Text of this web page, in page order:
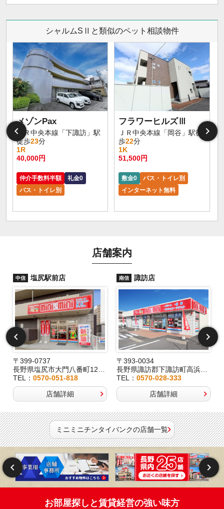
シャルムSⅡと類似のペット相談物件
メゾンPax
ＪＲ中央本線「下諏訪」駅
徒歩23分
1R
40,000円
仲介手数料半額
礼金0
バス・トイレ別
フラワーヒルズⅢ
ＪＲ中央本線「岡谷」駅徒
歩22分
1K
51,500円
敷金0
バス・トイレ別
インターネット無料
店舗案内
中信 塩尻駅前店
〒399-0737
長野県塩尻市大門八番町12-29
TEL： 0570-051-818
店舗詳細
南信 諏訪店
〒393-0034
長野県諏訪郡下諏訪町高浜6191-3
TEL：0570-028-333
店舗詳細
ミニミニチンタイバンクの店舗一覧
お部屋探しと賃貸経営の強い味方